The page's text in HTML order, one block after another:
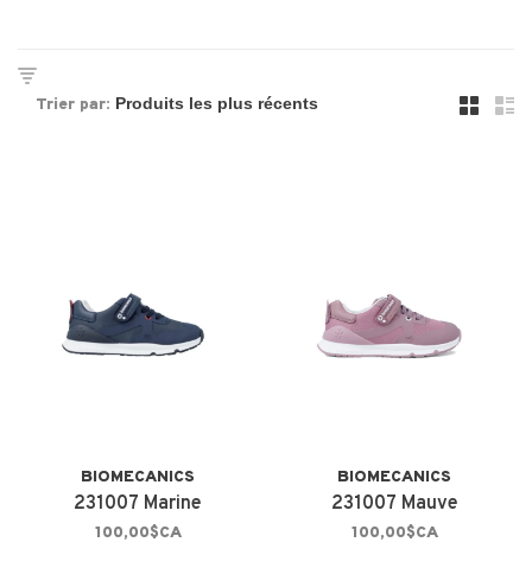
Trier par:
BIOMECANICS
231007 Marine
100,00$CA
BIOMECANICS
231007 Mauve
100,00$CA